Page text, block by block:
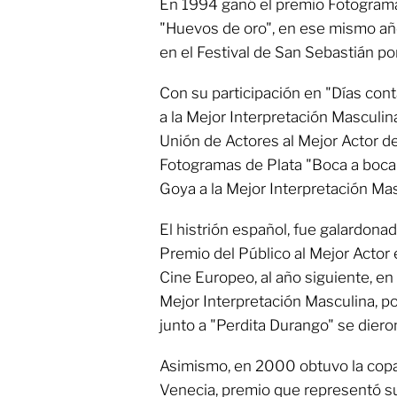
En 1994 ganó el premio
"Huevos de oro", en ese mismo
en el Festival de San Sebastián
Con su participación en "Días
a la Mejor Interpretación
Unión de Actores al Mejor Actor
Fotogramas de Plata "Boca a
Goya a la Mejor Interpretación
El histrión español, fue
Premio del Público al Mejor Actor
Cine Europeo, al año siguiente,
Mejor Interpretación Masculina,
junto a "Perdita Durango" se
Asimismo, en 2000 obtuvo la
Venecia, premio que representó